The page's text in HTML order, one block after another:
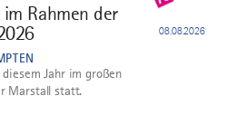
Rahmen der
08.08.2026
Jahr im großen
Marstall statt.